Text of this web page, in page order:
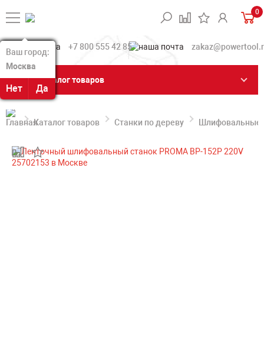
Ваш город:
Москва
Нет Да
Ваш город:
Москва
Нет Да
0
+7 800 555 42 85
Каталог товаров
Каталог товаров Станки по дереву Шлифовальные